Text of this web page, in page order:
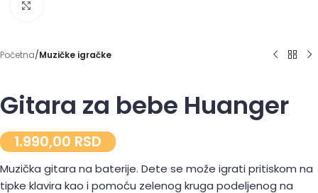
Početna Muzičke igračke
Gitara za bebe Huanger
1.990,00 RSD
Muzička gitara na baterije. Dete se može igrati pritiskom na
tipke klavira kao i pomoću zelenog kruga podeljenog na